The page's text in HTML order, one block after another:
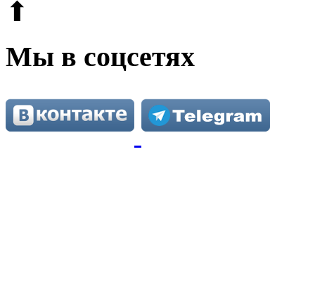
⬆
Мы в соцсетях